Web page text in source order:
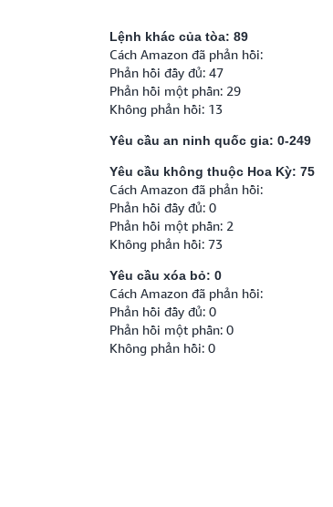
Lệnh khác của tòa: 89
Cách Amazon đã phản hồi:
Phản hồi đầy đủ: 47
Phản hồi một phần: 29
Không phản hồi: 13
Yêu cầu an ninh quốc gia: 0-249
Yêu cầu không thuộc Hoa Kỳ: 75
Cách Amazon đã phản hồi:
Phản hồi đầy đủ: 0
Phản hồi một phần: 2
Không phản hồi: 73
Yêu cầu xóa bỏ: 0
Cách Amazon đã phản hồi:
Phản hồi đầy đủ: 0
Phản hồi một phần: 0
Không phản hồi: 0